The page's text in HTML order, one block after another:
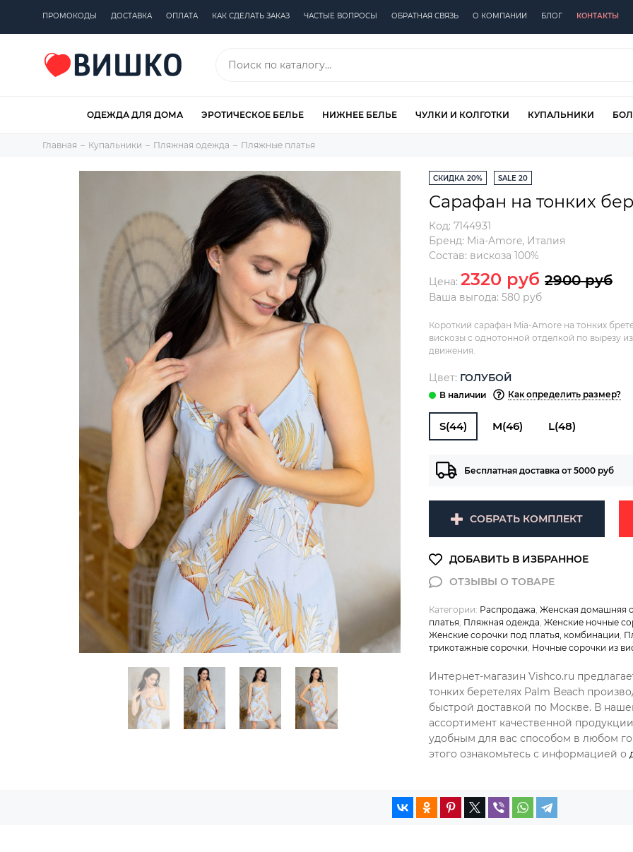
ПРОМОКОДЫ ДОСТАВКА ОПЛАТА КАК СДЕЛАТЬ ЗАКАЗ ЧАСТЫЕ ВОПРОСЫ ОБРАТНАЯ СВЯЗЬ О КОМПАНИИ БЛОГ КОНТАКТЫ
ОДЕЖДА ДЛЯ ДОМА ЭРОТИЧЕСКОЕ БЕЛЬЕ НИЖНЕЕ БЕЛЬЕ ЧУЛКИ И КОЛГОТКИ КУПАЛЬНИКИ
Главная Купальники Пляжная одежда Пляжные платья
СКИДКА 20% SALE 20
Сарафан на тонких
Код: 7144931
Бренд: Mia-Amore, Италия
Состав: вискоза 100%
Цена: 2320 руб 2900 руб
Ваша выгода: 580 руб
Короткий сарафан Mia-Amore на тонких
вискозы с однотонной отделкой по вырезу
движения.
Цвет: ГОЛУБОЙ
Как определить размер?
S(44) M(46) L(48)
Бесплатная доставка от 5000 руб
СОБРАТЬ КОМПЛЕКТ
Категории: Распродажа, Женская домашняя
платья, Пляжная одежда, Женские ночные
Женские сорочки под платья, комбинации,
трикотажные сорочки, Ночные сорочки из
Интернет-магазин Vishco.ru
тонких беретелях Palm Beach
быстрой доставкой по Москве. В
ассортимент качественной
удобным для вас способом в любом
этого ознакомьтесь с информацией о